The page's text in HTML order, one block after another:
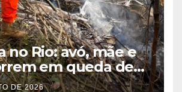
no Rio: avó, mãe e
em queda de
DE 2026